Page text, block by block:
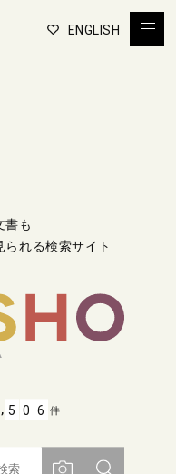
ENGLISH
書も
れる検索サイト
, 5 0 6 件